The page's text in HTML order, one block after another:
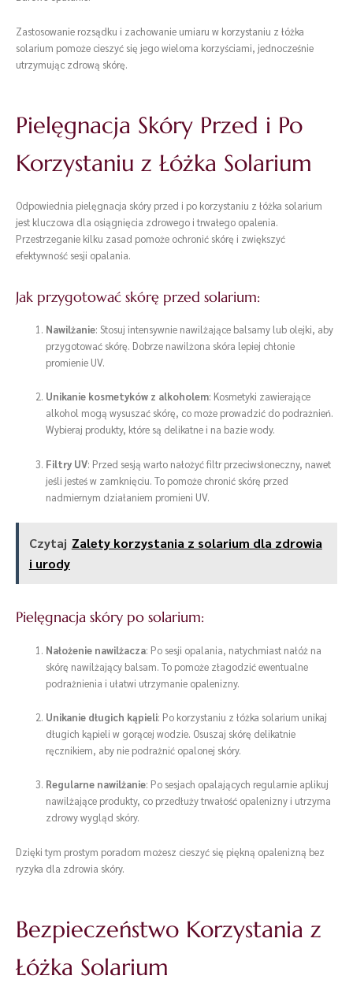
Zastosowanie rozsądku i zachowanie umiaru w korzystaniu z łóżka
solarium pomoże cieszyć się jego wieloma korzyściami, jednocześnie
utrzymując zdrową skórę.
Pielęgnacja Skóry Przed i Po
Korzystaniu z Łóżka Solarium
Odpowiednia pielęgnacja skóry przed i po korzystaniu z łóżka solarium
jest kluczowa dla osiągnięcia zdrowego i trwałego opalenia.
Przestrzeganie kilku zasad pomoże ochronić skórę i zwiększyć
efektywność sesji opalania.
Jak przygotować skórę przed solarium:
Nawilżanie: Stosuj intensywnie nawilżające balsamy lub olejki, aby
przygotować skórę. Dobrze nawilżona skóra lepiej chłonie
promienie UV.
Unikanie kosmetyków z alkoholem: Kosmetyki zawierające
alkohol mogą wysuszać skórę, co może prowadzić do podrażnień.
Wybieraj produkty, które są delikatne i na bazie wody.
Filtry UV: Przed sesją warto nałożyć filtr przeciwsłoneczny, nawet
jeśli jesteś w zamknięciu. To pomoże chronić skórę przed
nadmiernym działaniem promieni UV.
Czytaj Zalety korzystania z solarium dla zdrowia
i urody
Pielęgnacja skóry po solarium:
Nałożenie nawilżacza: Po sesji opalania, natychmiast nałóż na
skórę nawilżający balsam. To pomoże złagodzić ewentualne
podrażnienia i ułatwi utrzymanie opalenizny.
Unikanie długich kąpieli: Po korzystaniu z łóżka solarium unikaj
długich kąpieli w gorącej wodzie. Osuszaj skórę delikatnie
ręcznikiem, aby nie podrażnić opalonej skóry.
Regularne nawilżanie: Po sesjach opalających regularnie aplikuj
nawilżające produkty, co przedłuży trwałość opalenizny i utrzyma
zdrowy wygląd skóry.
Dzięki tym prostym poradom możesz cieszyć się piękną opalenizną bez
ryzyka dla zdrowia skóry.
Bezpieczeństwo Korzystania z
Łóżka Solarium